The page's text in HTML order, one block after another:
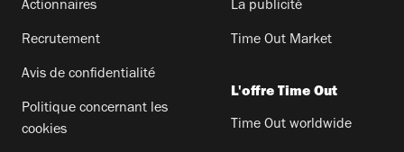
Actionnaires
Recrutement
Avis de confidentialité
Politique concernant les
cookies
La publicité
Time Out Market
L'offre Time Out
Time Out worldwide